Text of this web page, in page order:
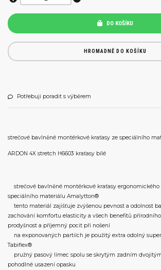
DO KOŠÍKU
HROMADNĚ DO KOŠÍKU
Potřebuji poradit s výběrem
strečové bavlněné montérkové kraťasy ze speciálního
ARDON 4X stretch H6603 kraťasy bílé
strečové bavlněné montérkové kraťasy
speciálního materiálu Amalytton®
tento materiál zajišťuje zvýšenou pevnost a odolnost
zachování komfortu elasticity a všech benefitů
prodyšnost a příjemný pocit při nošení
na exponovaných partiích je použitý extra odolný
Tabiflex®
pružný pasový límec spolu se skrytým zadním
pohodlné usazení opasku